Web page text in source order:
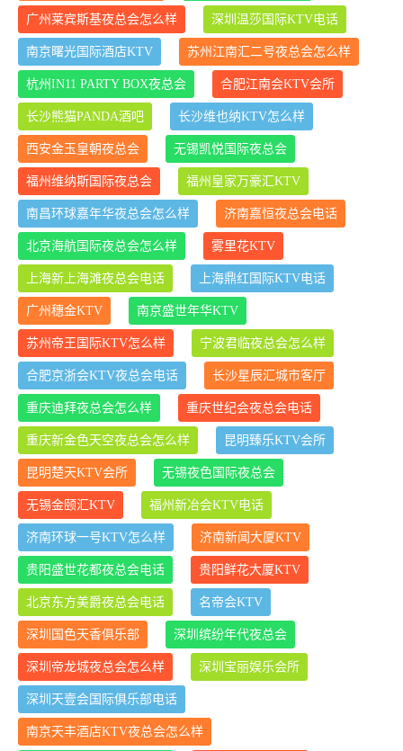
广州莱宾斯基夜总会怎么样 深圳温莎国际KTV电话
南京曙光国际酒店KTV 苏州江南汇二号夜总会怎么样
杭州IN11 PARTY BOX夜总会 合肥江南会KTV会所
长沙熊猫PANDA酒吧 长沙维也纳KTV怎么样
西安金玉皇朝夜总会 无锡凯悦国际夜总会
福州维纳斯国际夜总会 福州皇家万豪汇KTV
南昌环球嘉年华夜总会怎么样 济南嘉恒夜总会电话
北京海航国际夜总会怎么样 雾里花KTV
上海新上海滩夜总会电话 上海鼎红国际KTV电话
广州穗金KTV 南京盛世年华KTV
苏州帝王国际KTV怎么样 宁波君临夜总会怎么样
合肥京浙会KTV夜总会电话 长沙星辰汇城市客厅
重庆迪拜夜总会怎么样 重庆世纪会夜总会电话
重庆新金色天空夜总会怎么样 昆明臻乐KTV会所
昆明楚天KTV会所 无锡夜色国际夜总会
无锡金颐汇KTV 福州新冶会KTV电话
济南环球一号KTV怎么样 济南新闻大厦KTV
贵阳盛世花都夜总会电话 贵阳鲜花大厦KTV
北京东方美爵夜总会电话 名帝会KTV
深圳国色天香俱乐部 深圳缤纷年代夜总会
深圳帝龙城夜总会怎么样 深圳宝丽娱乐会所
深圳天壹会国际俱乐部电话
南京天丰酒店KTV夜总会怎么样